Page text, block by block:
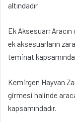
altındadır.
Ek Aksesuar; Aracın
ek aksesuarların
teminat
Kemirgen Hayvan
girmesi halinde
kapsamındadır.